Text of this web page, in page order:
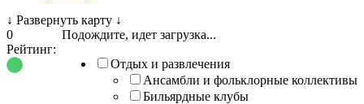
↓ Развернуть карту ↓
Подождите, идет загрузка...
Отдых и развлечения
Ансамбли и фольклорные коллективы
Бильярдные клубы
0
Рейтинг: